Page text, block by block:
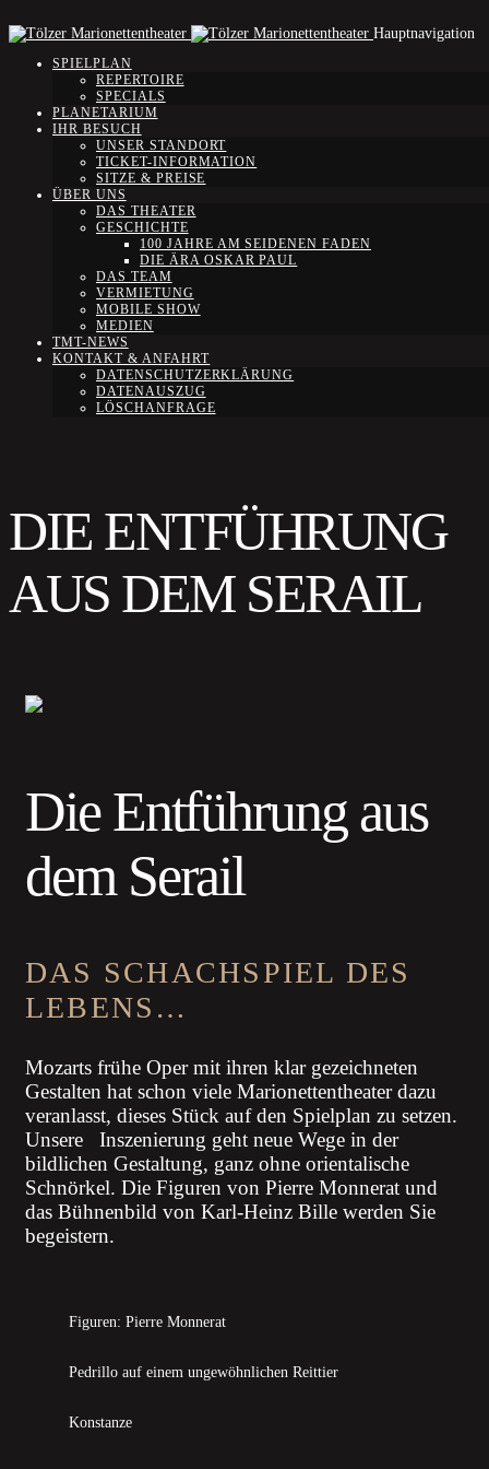
Hauptnavigation
SPIELPLAN
REPERTOIRE
SPECIALS
PLANETARIUM
IHR BESUCH
UNSER STANDORT
TICKET-INFORMATION
SITZE & PREISE
ÜBER UNS
DAS THEATER
GESCHICHTE
100 JAHRE AM SEIDENEN FADEN
DIE ÄRA OSKAR PAUL
DAS TEAM
VERMIETUNG
MOBILE SHOW
MEDIEN
TMT-NEWS
KONTAKT & ANFAHRT
DATENSCHUTZERKLÄRUNG
DATENAUSZUG
LÖSCHANFRAGE
DIE ENTFÜHRUNG
AUS DEM SERAIL
Die Entführung aus
dem Serail
DAS SCHACHSPIEL DES
LEBENS…
Mozarts frühe Oper mit ihren klar gezeichneten
Gestalten hat schon viele Marionettentheater dazu
veranlasst, dieses Stück auf den Spielplan zu setzen.
Unsere Inszenierung geht neue Wege in der
bildlichen Gestaltung, ganz ohne orientalische
Schnörkel. Die Figuren von Pierre Monnerat und
das Bühnenbild von Karl-Heinz Bille werden Sie
begeistern.
Figuren: Pierre Monnerat
Pedrillo auf einem ungewöhnlichen Reittier
Konstanze